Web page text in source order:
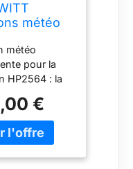
météo
radio
Wifi 7 en
météo,
météo
pour la
HP2564 : la
Wittboy Pro
la console
TFT et le
€